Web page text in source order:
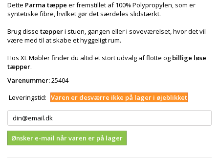
Dette Parma tæppe er fremstillet af 100% Polypropylen, som er
syntetiske fibre, hvilket gør det særdeles slidstærkt.
Brug disse tæpperi stuen, gangen eller i soveværelset, hvor det vil
være med til at skabe et hyggeligt rum.
Hos XL Møbler finder du altid et stort udvalg af flotte og billige løse
tæpper.
Varenummer:25404
Leveringstid: Varen er desværre ikke på lager i øjeblikket
Ønsker e-mail når varen er på lager